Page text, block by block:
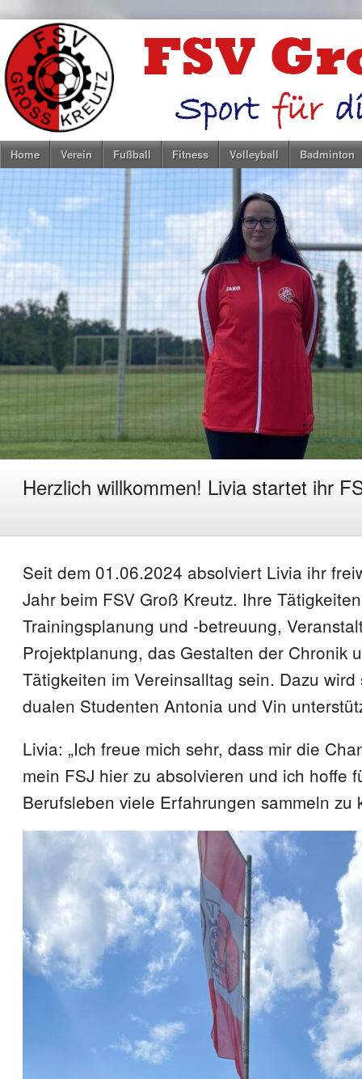
Home Verein Fußball Fitness Volleyball Badminton
Herzlich willkommen! Livia startet ihr
Seit dem 01.06.2024 absolviert Livia ihr
Jahr beim FSV Groß Kreutz. Ihre
Trainingsplanung und -betreuung,
Projektplanung, das Gestalten der Chronik
Tätigkeiten im Vereinsalltag sein. Dazu wird
dualen Studenten Antonia und Vin
Livia: „Ich freue mich sehr, dass mir die
mein FSJ hier zu absolvieren und ich hoffe
Berufsleben viele Erfahrungen sammeln zu